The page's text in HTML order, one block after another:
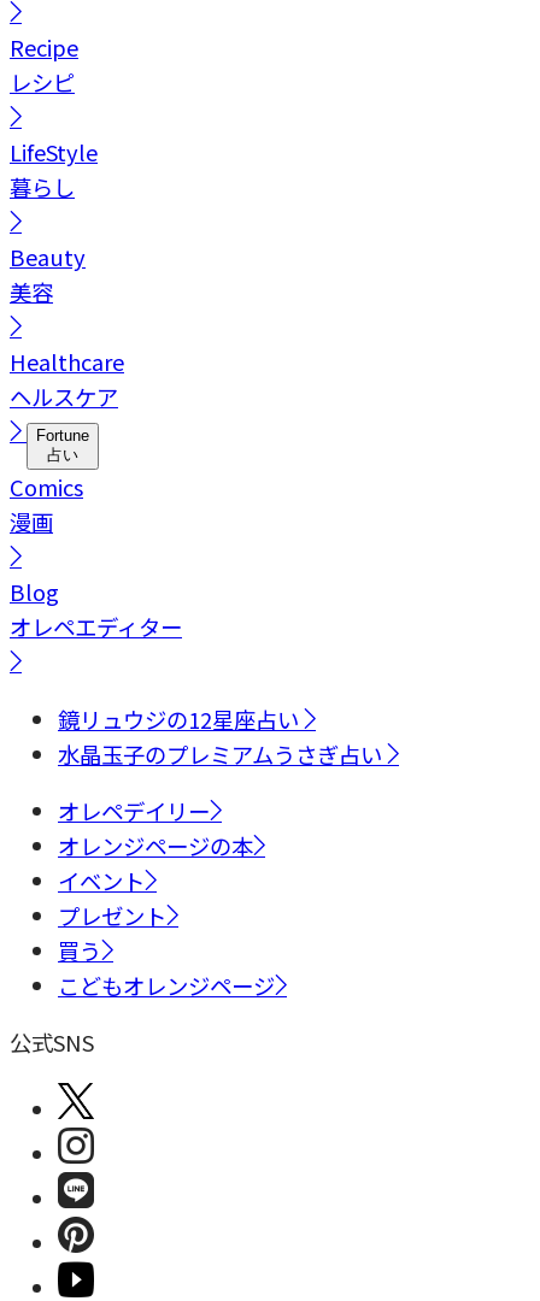
Recipe
レシピ
LifeStyle
暮らし
Beauty
美容
Healthcare
ヘルスケア
Fortune
占い
Comics
漫画
Blog
オレペエディター
鏡リュウジの12星座占い
水晶玉子のプレミアムうさぎ占い
オレペデイリー
オレンジページの本
イベント
プレゼント
買う
こどもオレンジページ
公式SNS